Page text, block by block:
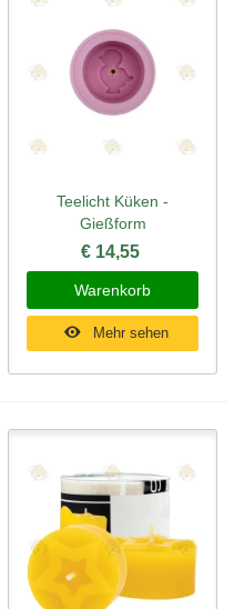
Teelicht Küken -
Gießform
€ 14,55
Warenkorb
Mehr sehen